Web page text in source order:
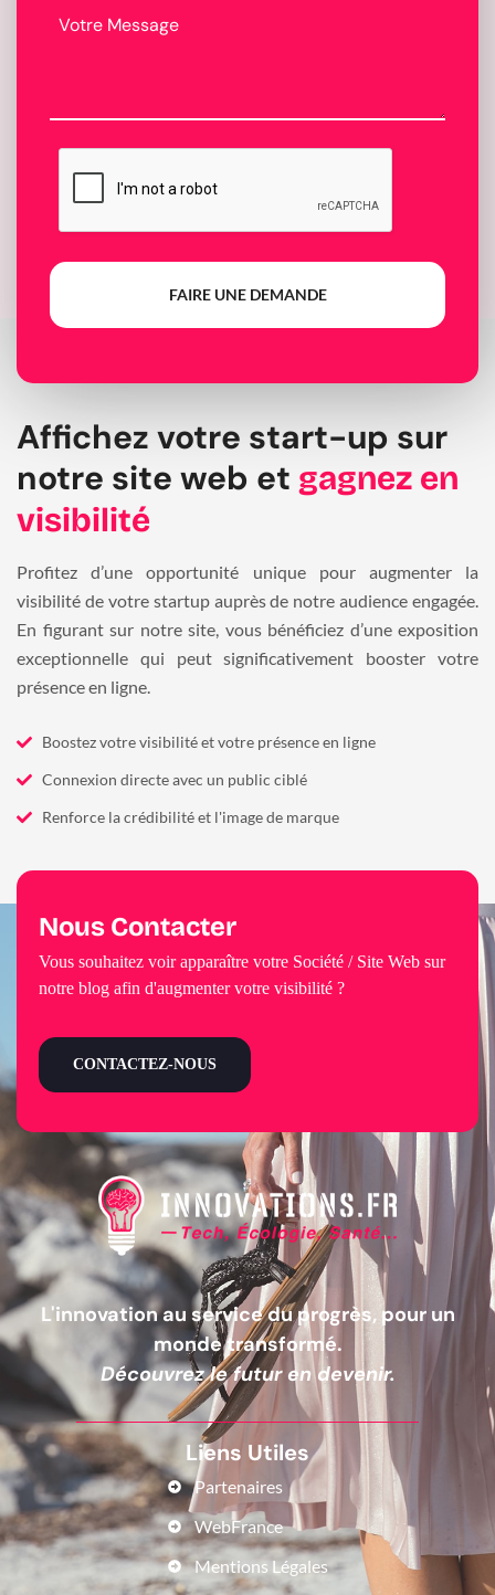
FAIRE UNE DEMANDE
Affichez votre start-up sur
notre site web et gagnez en
visibilité
Profitez d’une opportunité unique pour augmenter la
visibilité de votre startup auprès de notre audience engagée.
En figurant sur notre site, vous bénéficiez d’une exposition
exceptionnelle qui peut significativement booster votre
présence en ligne.
Boostez votre visibilité et votre présence en ligne
Connexion directe avec un public ciblé
Renforce la crédibilité et l'image de marque
L'innovation au service du progrès, pour un
monde transformé.
Découvrez le futur en devenir.
Liens Utiles
Partenaires
WebFrance
Mentions Légales
Nous Contacter
Vous souhaitez voir apparaître votre Société / Site Web sur
notre blog afin d'augmenter votre visibilité ?
CONTACTEZ-NOUS